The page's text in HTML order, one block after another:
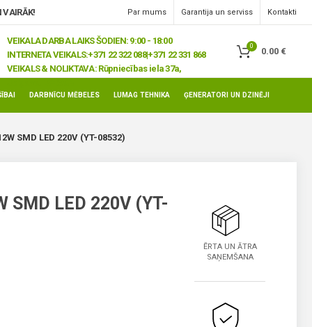
VAIRĀK! Par mums Garantija un serviss Kontakti
VEIKALA DARBA LAIKS ŠODIEN: 9:00 - 18:00
INTERNETA VEIKALS:+371 22 322 088|+371 22 331 868
VEIKALS & NOLIKTAVA: Rūpniecības iela 37a,
0
0.00 €
DARBNĪCU MĒBELES LUMAG TEHNIKA ĢENERATORI UN DZINĒJI
SMD LED 220V (YT-08532)
SMD LED 220V (YT-
ĒRTA UN ĀTRA
SAŅEMŠANA